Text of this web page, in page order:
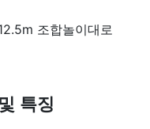
조합놀이대로
특징